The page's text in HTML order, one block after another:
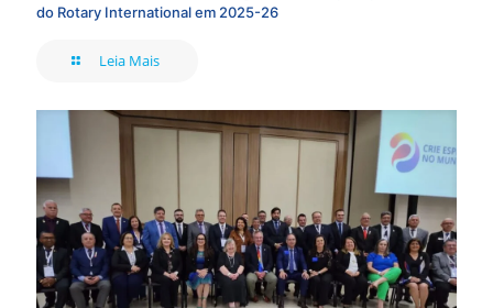
do Rotary International em 2025-26
Leia Mais